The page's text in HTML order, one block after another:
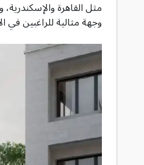
مثل القاهرة
وجهة مثالية للراغبين في